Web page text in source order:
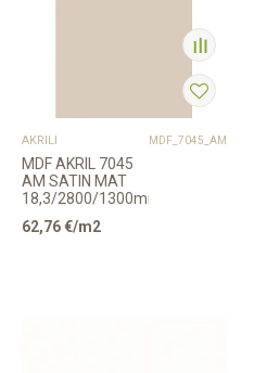
AKRILI MDF_7045_AM
MDF AKRIL 7045
AM SATIN MAT
18,3/2800/1300mm
62,76€/m2